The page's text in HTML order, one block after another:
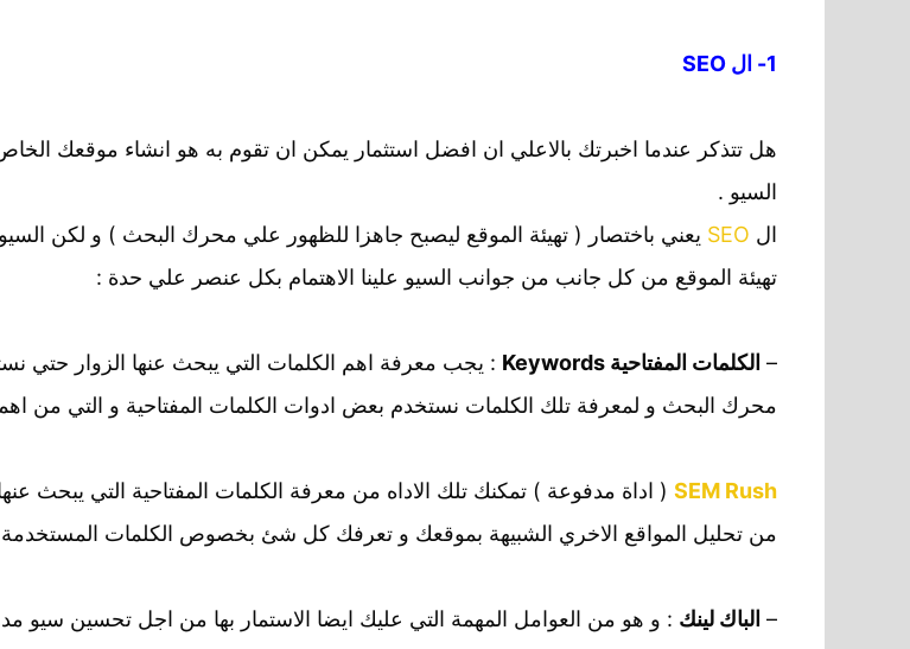
1- ال SEO
هل تتذكر عندما اخبرتك بالاعلي ان افضل استثمار يمكن ان تقوم به هو انشاء موقعك
السيو .
ال SEO يعني باختصار ( تهيئة الموقع ليصبح جاهزا للظهور علي محرك البحث ) و لكن
تهيئة الموقع من كل جانب من جوانب السيو علينا الاهتمام بكل عنصر علي حدة :
– الكلمات المفتاحية Keywords
: يجب معرفة اهم الكلمات التي يبحث عنها الزوار حتي
محرك البحث و لمعرفة تلك الكلمات نستخدم بعض ادوات الكلمات المفتاحية و التي من
SEM Rush ( اداة مدفوعة ) تمكنك تلك الاداه من معرفة الكلمات المفتاحية التي يبحث
من تحليل المواقع الاخري الشبيهة بموقعك و تعرفك كل شئ بخصوص الكلمات
– الباك لينك : و هو من العوامل المهمة التي عليك ايضا الاستمار بها من اجل تحسين